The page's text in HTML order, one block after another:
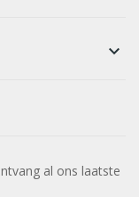
keyboard_arrow_down
al ons laatste